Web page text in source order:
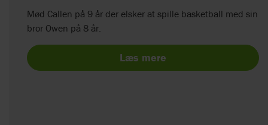
Mød Callen på 9 år der elsker at spille basketball med sin
bror Owen på 8 år.
Læs mere